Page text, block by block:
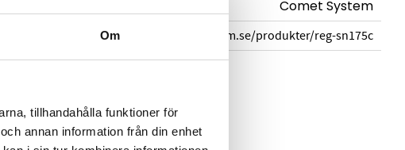
Om
tillhandahålla funktioner för
annan information från din enhet
Comet System
cometsystem.se/produkter/reg-sn175c